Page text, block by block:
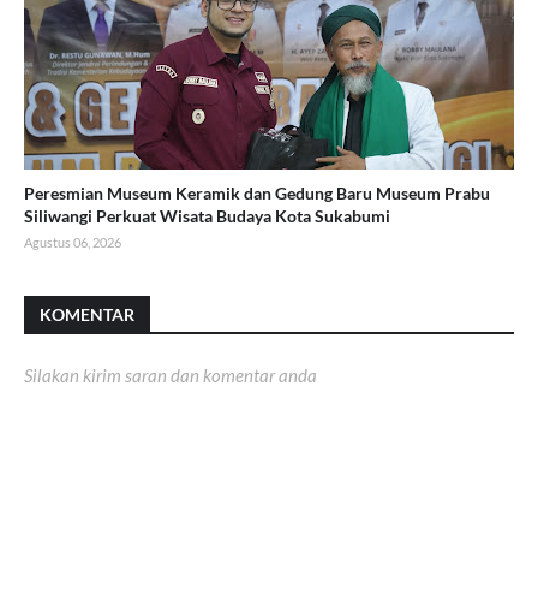
Peresmian Museum Keramik dan Gedung Baru Museum Prabu
Siliwangi Perkuat Wisata Budaya Kota Sukabumi
Agustus 06, 2026
KOMENTAR
Silakan kirim saran dan komentar anda